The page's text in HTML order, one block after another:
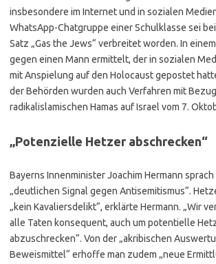
insbesondere im Internet und in sozialen
WhatsApp-Chatgruppe einer Schulklasse sei
Satz „Gas the Jews“ verbreitet worden. In
gegen einen Mann ermittelt, der in sozialen
mit Anspielung auf den Holocaust gepostet
der Behörden wurden auch Verfahren mit
radikalislamischen Hamas auf Israel vom 7.
„Potenzielle Hetzer abschrecken“
Bayerns Innenminister Joachim Hermann sprach
„deutlichen Signal gegen Antisemitismus“.
„kein Kavaliersdelikt“, erklärte Hermann. „Wir
alle Taten konsequent, auch um potentielle
abzuschrecken“. Von der „akribischen
Beweismittel“ erhoffe man zudem „neue